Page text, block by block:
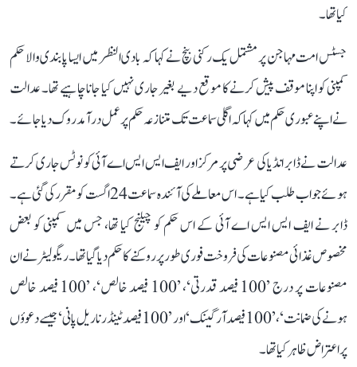
کیا تھا۔
جسٹس امت مہاجن پر مشتمل یک رکنی بنچ نے کہا کہ بادی النظر میں ایسا پابندی والا حکم
کمپنی کو اپنا موقف پیش کرنے کا موقع دیے بغیر جاری نہیں کیا جانا چاہیے تھا۔ عدالت
نے اپنے عبوری حکم میں کہا کہ اگلی سماعت تک متنازعہ حکم پر عمل درآمد روک دیا جائے۔
عدالت نے ڈابر انڈیا کی عرضی پر مرکز اور ایف ایس ایس اے آئی کو نوٹس جاری کرتے
ہوئے جواب طلب کیا ہے۔ اس معاملے کی آئندہ سماعت 24 اگست کو مقرر کی گئی ہے۔
ڈابر نے ایف ایس ایس اے آئی کے اس حکم کو چیلنج کیا تھا، جس میں کمپنی کو بعض
مخصوص غذائی مصنوعات کی فروخت فوری طور پر روکنے کا حکم دیا گیا تھا۔ ریگولیٹر نے ان
مصنوعات پر درج ’100 فیصد قدرتی‘، ’100 فیصد خالص‘، ’100 فیصد خالص
ہونے کی ضمانت‘، ’100 فیصد آرگینک‘ اور ’100 فیصد ٹینڈر ناریل پانی‘ جیسے دعوؤں
پر اعتراض ظاہر کیا تھا۔